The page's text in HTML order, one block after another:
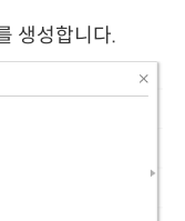
생성합니다.